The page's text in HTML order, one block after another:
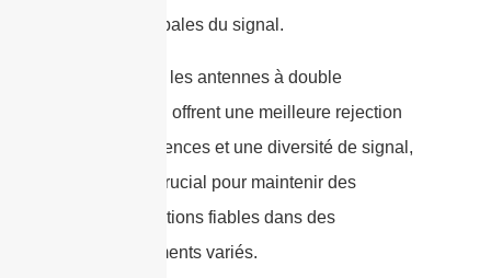
fiabilité globales du signal.
En résumé, les antennes à double
polarisation offrent une meilleure rejection
des interférences et une diversité de signal,
ce qui est crucial pour maintenir des
communications fiables dans des
environnements variés.